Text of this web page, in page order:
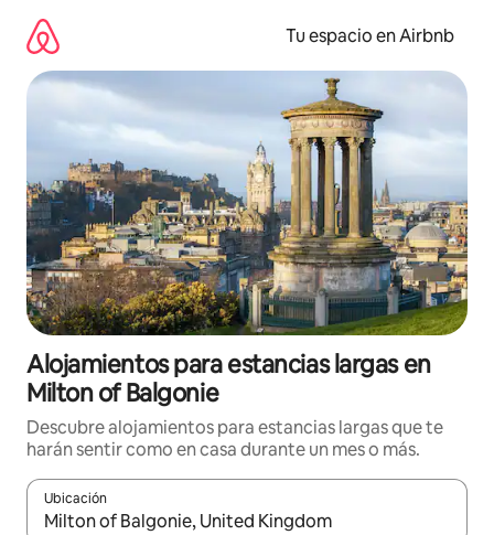
contenido
Tu espacio en Airbnb
Alojamientos para estancias largas en
Milton of Balgonie
Descubre alojamientos para estancias largas que te
harán sentir como en casa durante un mes o más.
Ubicación
Cuando los resultados estén disponibles, podrás navegar